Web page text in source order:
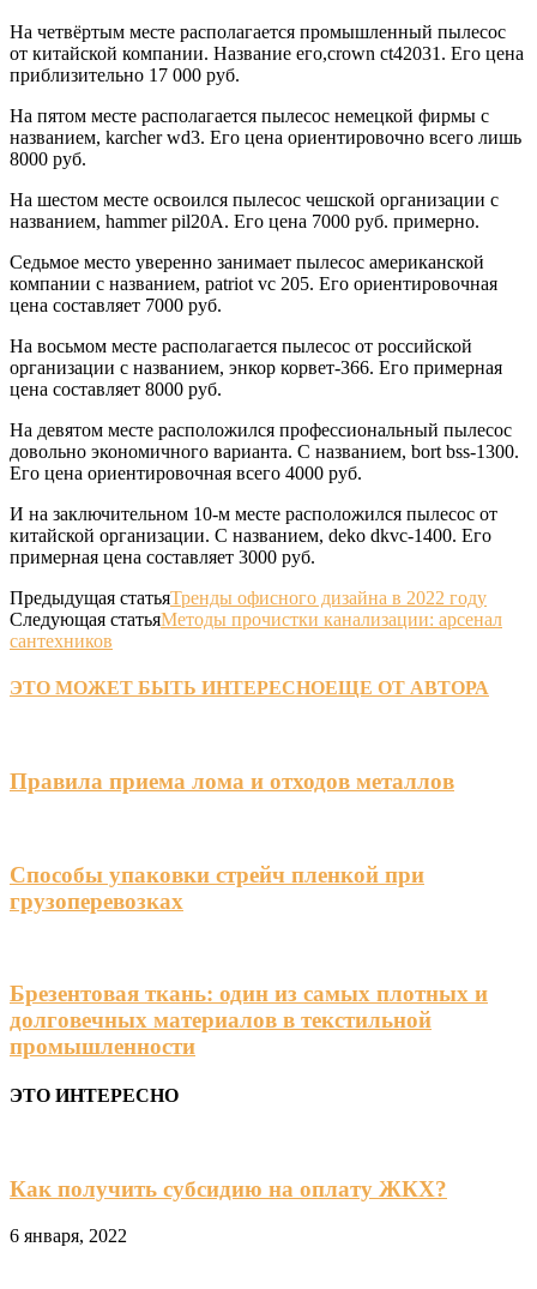
На четвёртым месте располагается промышленный пылесос
от китайской компании. Название его,crown ct42031. Его цена
приблизительно 17 000 руб.
На пятом месте располагается пылесос немецкой фирмы с
названием, karcher wd3. Его цена ориентировочно всего лишь
8000 руб.
На шестом месте освоился пылесос чешской организации с
названием, hammer pil20A. Его цена 7000 руб. примерно.
Седьмое место уверенно занимает пылесос американской
компании с названием, patriot vc 205. Его ориентировочная
цена составляет 7000 руб.
На восьмом месте располагается пылесос от российской
организации с названием, энкор корвет-366. Его примерная
цена составляет 8000 руб.
На девятом месте расположился профессиональный пылесос
довольно экономичного варианта. С названием, bort bss-1300.
Его цена ориентировочная всего 4000 руб.
И на заключительном 10-м месте расположился пылесос от
китайской организации. С названием, deko dkvc-1400. Его
примерная цена составляет 3000 руб.
Предыдущая статьяТренды офисного дизайна в 2022 году
Следующая статьяМетоды прочистки канализации: арсенал
сантехников
ЭТО МОЖЕТ БЫТЬ ИНТЕРЕСНОЕЩЕ ОТ АВТОРА
Правила приема лома и отходов металлов
Способы упаковки стрейч пленкой при
грузоперевозках
Брезентовая ткань: один из самых плотных и
долговечных материалов в текстильной
промышленности
ЭТО ИНТЕРЕСНО
Как получить субсидию на оплату ЖКХ?
6 января, 2022